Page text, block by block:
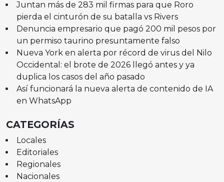
Juntan más de 283 mil firmas para que Roro
pierda el cinturón de su batalla vs Rivers
Denuncia empresario que pagó 200 mil pesos por
un permiso taurino presuntamente falso
Nueva York en alerta por récord de virus del Nilo
Occidental: el brote de 2026 llegó antes y ya
duplica los casos del año pasado
Así funcionará la nueva alerta de contenido de IA
en WhatsApp
CATEGORÍAS
Locales
Editoriales
Regionales
Nacionales